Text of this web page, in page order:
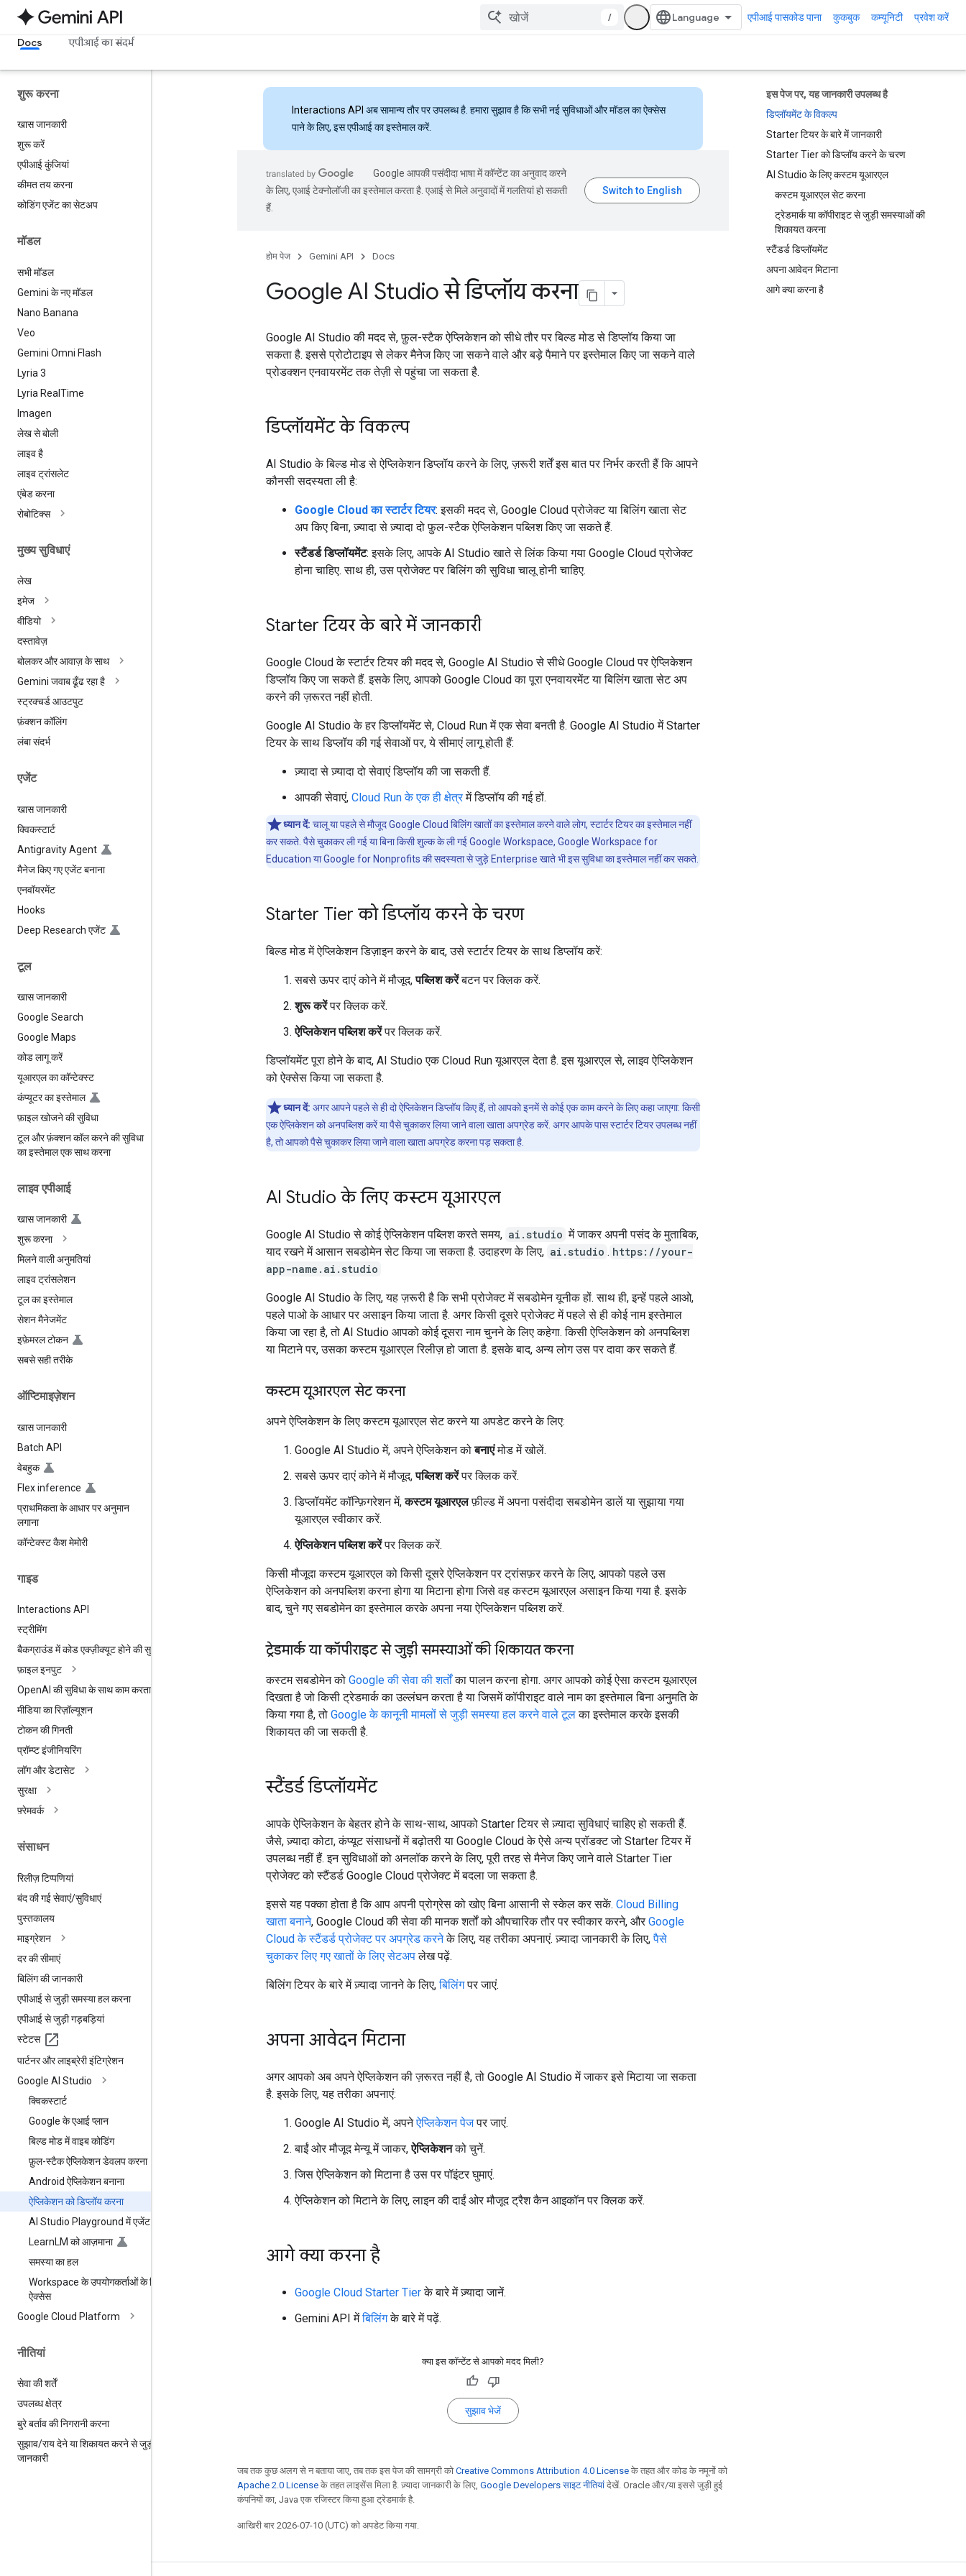
/ एपीआई पासकोड पाना कुकबुक कम्यूनिटी प्रवेश करें
Docs एपीआई का संदर्भ
शुरू करना
खास जानकारी
शुरू करें
एपीआई कुंजियां
कीमत तय करना
कोडिंग एजेंट का सेटअप
मॉडल
सभी मॉडल
Gemini के नए मॉडल
Nano Banana
Veo
Gemini Omni Flash
Lyria 3
Lyria Real Time
Imagen
लेख से बोली
लाइव है
लाइव ट्रांसलेट
एंबेड करना
रोबोटिक्स
मुख्य सुविधाएं
लेख
इमेज
वीडियो
दस्तावेज़
बोलकर और आवाज़ के साथ
Gemini जवाब ढूँढ रहा है
स्ट्रक्चर्ड आउटपुट
फ़ंक्शन कॉलिंग
लंबा संदर्भ
एजेंट
खास जानकारी
क्विकस्टार्ट
Antigravity Agent
मैनेज किए गए एजेंट बनाना
एनवॉयरमेंट
Hooks
Deep Research एजेंट
टूल
खास जानकारी
Google Search
Google Maps
कोड लागू करें
यूआरएल का कॉन्टेक्स्ट
कंप्यूटर का इस्तेमाल
फ़ाइल खोजने की सुविधा
टूल और फ़ंक्शन कॉल करने की सुविधा
का इस्तेमाल एक साथ करना
लाइव एपीआई
खास जानकारी
शुरू करना
मिलने वाली अनुमतियां
लाइव ट्रांसलेशन
टूल का इस्तेमाल
सेशन मैनेजमेंट
इफ़ेमरल टोकन
सबसे सही तरीके
ऑप्टिमाइज़ेशन
खास जानकारी
Batch API
वेबहुक
Flex inference
प्राथमिकता के आधार पर अनुमान
लगाना
कॉन्टेक्स्ट कैश मेमोरी
गाइड
Interactions API
स्ट्रीमिंग
बैकग्राउंड में कोड एक्ज़ीक्यूट होने की सुविधा
फ़ाइल इनपुट
OpenAI की सुविधा के साथ काम करता है
मीडिया का रिज़ॉल्यूशन
टोकन की गिनती
प्रॉम्प्ट इंजीनियरिंग
लॉग और डेटासेट
सुरक्षा
फ़्रेमवर्क
संसाधन
रिलीज़ टिप्पणियां
बंद की गई सेवाएं/सुविधाएं
पुस्तकालय
माइग्रेशन
दर की सीमाएं
बिलिंग की जानकारी
एपीआई से जुड़ी समस्या हल करना
एपीआई से जुड़ी गड़बड़ियां
स्टेटस
पार्टनर और लाइब्रेरी इंटिग्रेशन
Google AI Studio
क्विकस्टार्ट
Google के एआई प्लान
बिल्ड मोड में वाइब कोडिंग
फ़ुल-स्टैक ऐप्लिकेशन डेवलप करना
Android ऐप्लिकेशन बनाना
ऐप्लिकेशन को डिप्लॉय करना
AI Studio Playground में एजेंट
LearnLM को आज़माना
समस्या का हल
Workspace के उपयोगकर्ताओं के लिए
ऐक्सेस
Google Cloud Platform
नीतियां
सेवा की शर्तें
उपलब्ध क्षेत्र
बुरे बर्ताव की निगरानी करना
सुझाव/राय देने या शिकायत करने से जुड़ी
जानकारी
इस पेज पर, यह जानकारी उपलब्ध है
डिप्लॉयमेंट के विकल्प
Starter टियर के बारे में जानकारी
Starter Tier को डिप्लॉय करने के चरण
AI Studio के लिए कस्टम यूआरएल
कस्टम यूआरएल सेट करना
ट्रेडमार्क या कॉपीराइट से जुड़ी समस्याओं की
शिकायत करना
स्टैंडर्ड डिप्लॉयमेंट
अपना आवेदन मिटाना
आगे क्या करना है
Interactions API अब सामान्य तौर पर उपलब्ध है. हमारा सुझाव है कि सभी नई सुविधाओं और मॉडल का ऐक्सेस
पाने के लिए, इस एपीआई का इस्तेमाल करें.
Google आपकी पसंदीदा भाषा में कॉन्टेंट का अनुवाद करने
के लिए, एआई टेक्नोलॉजी का इस्तेमाल करता है. एआई से मिले अनुवादों में गलतियां हो सकती
हैं.
होम पेज Gemini API Docs
Google AI Studio से डिप्लॉय करना
Google AI Studio की मदद से, फ़ुल-स्टैक ऐप्लिकेशन को सीधे तौर पर बिल्ड मोड से डिप्लॉय किया जा
सकता है. इससे प्रोटोटाइप से लेकर मैनेज किए जा सकने वाले और बड़े पैमाने पर इस्तेमाल किए जा सकने वाले
प्रोडक्शन एनवायरमेंट तक तेज़ी से पहुंचा जा सकता है.
डिप्लॉयमेंट के विकल्प
AI Studio के बिल्ड मोड से ऐप्लिकेशन डिप्लॉय करने के लिए, ज़रूरी शर्तें इस बात पर निर्भर करती हैं कि आपने
कौनसी सदस्यता ली है:
Google Cloud का स्टार्टर टियर: इसकी मदद से, Google Cloud प्रोजेक्ट या बिलिंग खाता सेट
अप किए बिना, ज़्यादा से ज़्यादा दो फ़ुल-स्टैक ऐप्लिकेशन पब्लिश किए जा सकते हैं.
स्टैंडर्ड डिप्लॉयमेंट: इसके लिए, आपके AI Studio खाते से लिंक किया गया Google Cloud प्रोजेक्ट
होना चाहिए. साथ ही, उस प्रोजेक्ट पर बिलिंग की सुविधा चालू होनी चाहिए.
Starter टियर के बारे में जानकारी
Google Cloud के स्टार्टर टियर की मदद से, Google AI Studio से सीधे Google Cloud पर ऐप्लिकेशन
डिप्लॉय किए जा सकते हैं. इसके लिए, आपको Google Cloud का पूरा एनवायरमेंट या बिलिंग खाता सेट अप
करने की ज़रूरत नहीं होती.
Google AI Studio के हर डिप्लॉयमेंट से, Cloud Run में एक सेवा बनती है. Google AI Studio में Starter
टियर के साथ डिप्लॉय की गई सेवाओं पर, ये सीमाएं लागू होती हैं:
ज़्यादा से ज़्यादा दो सेवाएं डिप्लॉय की जा सकती हैं.
आपकी सेवाएं, Cloud Run के एक ही क्षेत्रमें डिप्लॉय की गई हों.
ध्यान दें: चालू या पहले से मौजूद Google Cloud बिलिंग खातों का इस्तेमाल करने वाले लोग, स्टार्टर टियर का इस्तेमाल नहीं
कर सकते. पैसे चुकाकर ली गई या बिना किसी शुल्क के ली गई Google Workspace, Google Workspace for
Education या Google for Nonprofits की सदस्यता से जुड़े Enterprise खाते भी इस सुविधा का इस्तेमाल नहीं कर सकते.
Starter Tier को डिप्लॉय करने के चरण
बिल्ड मोड में ऐप्लिकेशन डिज़ाइन करने के बाद, उसे स्टार्टर टियर के साथ डिप्लॉय करें:
सबसे ऊपर दाएं कोने में मौजूद,पब्लिश करेंबटन पर क्लिक करें.
शुरू करेंपर क्लिक करें.
ऐप्लिकेशन पब्लिश करेंपर क्लिक करें.
डिप्लॉयमेंट पूरा होने के बाद, AI Studio एक Cloud Run यूआरएल देता है. इस यूआरएल से, लाइव ऐप्लिकेशन
को ऐक्सेस किया जा सकता है.
ध्यान दें: अगर आपने पहले से ही दो ऐप्लिकेशन डिप्लॉय किए हैं, तो आपको इनमें से कोई एक काम करने के लिए कहा जाएगा: किसी
एक ऐप्लिकेशन को अनपब्लिश करें या पैसे चुकाकर लिया जाने वाला खाता अपग्रेड करें. अगर आपके पास स्टार्टर टियर उपलब्ध नहीं
है, तो आपको पैसे चुकाकर लिया जाने वाला खाता अपग्रेड करना पड़ सकता है.
AI Studio के लिए कस्टम यूआरएल
Google AI Studio से कोई ऐप्लिकेशन पब्लिश करते समय, ai.studio में जाकर अपनी पसंद के मुताबिक,
याद रखने में आसान सबडोमेन सेट किया जा सकता है. उदाहरण के लिए, ai.studio . https://your-
app-name.ai.studio
Google AI Studio के लिए, यह ज़रूरी है कि सभी प्रोजेक्ट में सबडोमेन यूनीक हों. साथ ही, इन्हें पहले आओ,
पहले पाओ के आधार पर असाइन किया जाता है. अगर किसी दूसरे प्रोजेक्ट में पहले से ही कोई नाम इस्तेमाल
किया जा रहा है, तो AI Studio आपको कोई दूसरा नाम चुनने के लिए कहेगा. किसी ऐप्लिकेशन को अनपब्लिश
या मिटाने पर, उसका कस्टम यूआरएल रिलीज़ हो जाता है. इसके बाद, अन्य लोग उस पर दावा कर सकते हैं.
कस्टम यूआरएल सेट करना
अपने ऐप्लिकेशन के लिए कस्टम यूआरएल सेट करने या अपडेट करने के लिए:
Google AI Studio में, अपने ऐप्लिकेशन कोबनाएंमोड में खोलें.
सबसे ऊपर दाएं कोने में मौजूद,पब्लिश करेंपर क्लिक करें.
डिप्लॉयमेंट कॉन्फ़िगरेशन में,कस्टम यूआरएलफ़ील्ड में अपना पसंदीदा सबडोमेन डालें या सुझाया गया
यूआरएल स्वीकार करें.
ऐप्लिकेशन पब्लिश करेंपर क्लिक करें.
किसी मौजूदा कस्टम यूआरएल को किसी दूसरे ऐप्लिकेशन पर ट्रांसफ़र करने के लिए, आपको पहले उस
ऐप्लिकेशन को अनपब्लिश करना होगा या मिटाना होगा जिसे वह कस्टम यूआरएल असाइन किया गया है. इसके
बाद, चुने गए सबडोमेन का इस्तेमाल करके अपना नया ऐप्लिकेशन पब्लिश करें.
ट्रेडमार्क या कॉपीराइट से जुड़ी समस्याओं की शिकायत करना
कस्टम सबडोमेन को Google की सेवा की शर्तोंका पालन करना होगा. अगर आपको कोई ऐसा कस्टम यूआरएल
दिखता है जो किसी ट्रेडमार्क का उल्लंघन करता है या जिसमें कॉपीराइट वाले नाम का इस्तेमाल बिना अनुमति के
किया गया है, तो Google के कानूनी मामलों से जुड़ी समस्या हल करने वाले टूलका इस्तेमाल करके इसकी
शिकायत की जा सकती है.
स्टैंडर्ड डिप्लॉयमेंट
आपके ऐप्लिकेशन के बेहतर होने के साथ-साथ, आपको Starter टियर से ज़्यादा सुविधाएं चाहिए हो सकती हैं.
जैसे, ज़्यादा कोटा, कंप्यूट संसाधनों में बढ़ोतरी या Google Cloud के ऐसे अन्य प्रॉडक्ट जो Starter टियर में
उपलब्ध नहीं हैं. इन सुविधाओं को अनलॉक करने के लिए, पूरी तरह से मैनेज किए जाने वाले Starter Tier
प्रोजेक्ट को स्टैंडर्ड Google Cloud प्रोजेक्ट में बदला जा सकता है.
इससे यह पक्का होता है कि आप अपनी प्रोग्रेस को खोए बिना आसानी से स्केल कर सकें. Cloud Billing
खाता बनाने, Google Cloud की सेवा की मानक शर्तों को औपचारिक तौर पर स्वीकार करने, और Google
Cloud के स्टैंडर्ड प्रोजेक्ट पर अपग्रेड करनेके लिए, यह तरीका अपनाएं. ज़्यादा जानकारी के लिए,पैसे
चुकाकर लिए गए खातों के लिए सेटअपलेख पढ़ें.
बिलिंग टियर के बारे में ज़्यादा जानने के लिए,बिलिंगपर जाएं.
अपना आवेदन मिटाना
अगर आपको अब अपने ऐप्लिकेशन की ज़रूरत नहीं है, तो Google AI Studio में जाकर इसे मिटाया जा सकता
है. इसके लिए, यह तरीका अपनाएं:
Google AI Studio में, अपनेऐप्लिकेशन पेजपर जाएं.
बाईं ओर मौजूद मेन्यू में जाकर,ऐप्लिकेशनको चुनें.
जिस ऐप्लिकेशन को मिटाना है उस पर पॉइंटर घुमाएं.
ऐप्लिकेशन को मिटाने के लिए, लाइन की दाईं ओर मौजूद ट्रैश कैन आइकॉन पर क्लिक करें.
आगे क्या करना है
Google Cloud Starter Tierके बारे में ज़्यादा जानें.
Gemini API मेंबिलिंगके बारे में पढ़ें.
क्या इस कॉन्टेंट से आपको मदद मिली?
सुझाव भेजें
जब तक कुछ अलग से न बताया जाए, तब तक इस पेज की सामग्री को Creative Commons Attribution 4.0 License के तहत और कोड के नमूनों को
Apache 2.0 License के तहत लाइसेंस मिला है. ज़्यादा जानकारी के लिए, Google Developers साइट नीतियां देखें. Oracle और/या इससे जुड़ी हुई
कंपनियों का, Java एक रजिस्टर किया हुआ ट्रेडमार्क है.
आखिरी बार 2026-07-10 (UTC) को अपडेट किया गया.